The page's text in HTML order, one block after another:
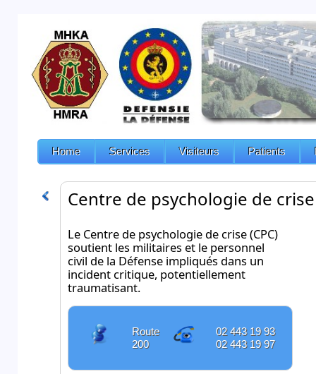
Home Services Visiteurs Patients
Centre de psychologie de crise
Le Centre de psychologie de crise (CPC)
soutient les militaires et le personnel
civil de la Défense impliqués dans un
incident critique, potentiellement
traumatisant.
Route
200
02 443 19 93
02 443 19 97